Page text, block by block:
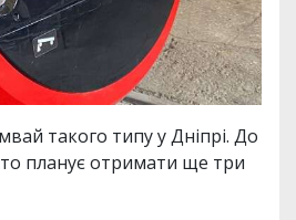
такого типу у Дніпрі. До
планує отримати ще три